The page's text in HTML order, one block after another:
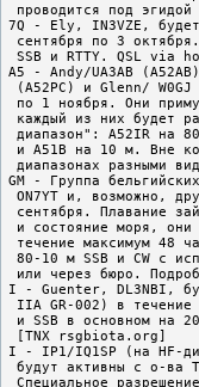
проводится под
7Q - Ely, IN3VZE, будет
сентября по 3
SSB и RTTY. QSL via
A5 - Andy/UA3AB
(A52PC) и Glenn/
по 1 ноября. Они
каждый из них будет
диапазон": A52IR на
и A51B на 10 м. Вне
диапазонах разными
GM - Группа
ON7YT и, возможно,
сентября. Плавание
и состояние моря, они
течение максимум 48
80-10 м SSB и CW с
или через бюро.
I - Guenter, DL3NBI,
IIA GR-002) в течение
и SSB в основном на
[TNX rsgbiota.org]
I - IP1/IQ1SP (на HF-
будут активны с о-ва
Специальное